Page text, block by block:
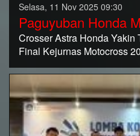
Selasa, 11 Nov 2025 09:30
Paguyuban Honda
Crosser Astra Honda Yakin
Final Kejurnas Motocross